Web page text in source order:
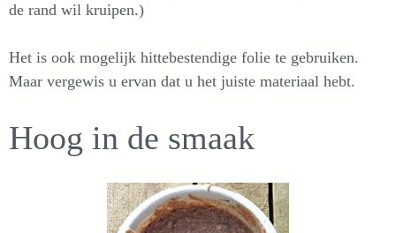
de rand wil kruipen.)
Het is ook mogelijk hittebestendige folie te gebruiken.
Maar vergewis u ervan dat u het juiste materiaal hebt.
Hoog in de smaak